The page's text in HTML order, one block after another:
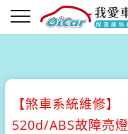
【煞車系統維修】
520d/ABS故障亮